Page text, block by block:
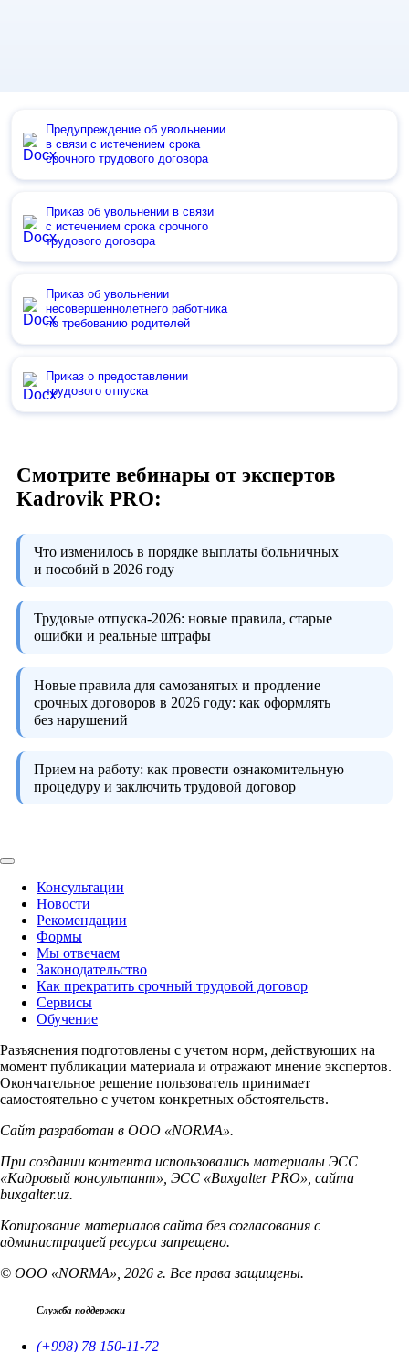
Предупреждение об увольнении
в связи с истечением срока
срочного трудового договора
Приказ об увольнении в связи
с истечением срока срочного
трудового договора
Приказ об увольнении
несовершеннолетнего работника
по требованию родителей
Приказ о предоставлении
трудового отпуска
Смотрите вебинары от экспертов
Kadrovik PRO:
Что изменилось в порядке выплаты больничных
и пособий в 2026 году
Трудовые отпуска-2026: новые правила, старые
ошибки и реальные штрафы
Новые правила для самозанятых и продление
срочных договоров в 2026 году: как оформлять
без нарушений
Прием на работу: как провести ознакомительную
процедуру и заключить трудовой договор
Консультации
Новости
Рекомендации
Формы
Мы отвечаем
Законодательство
Как прекратить срочный трудовой договор
Сервисы
Обучение
Разъяснения подготовлены с учетом норм, действующих на
момент публикации материала и отражают мнение экспертов.
Окончательное решение пользователь принимает
самостоятельно с учетом конкретных обстоятельств.
Сайт разработан в ООО «NORMA».
При создании контента использовались материалы ЭСС
«Кадровый консультант», ЭСС «Buxgalter PRO», сайта
buxgalter.uz.
Копирование материалов сайта без согласования с
администрацией ресурса запрещено.
© ООО «NORMA», 2026 г. Все права защищены.
Служба поддержки
(+998) 78 150-11-72